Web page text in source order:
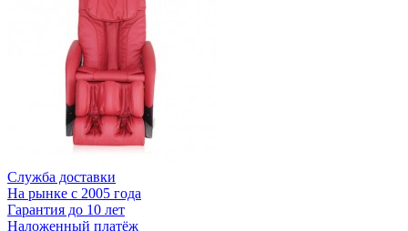
Cлужба доставки
На рынке с 2005 года
Гарантия до 10 лет
Наложенный платёж